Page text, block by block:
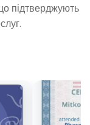
що підтверджують